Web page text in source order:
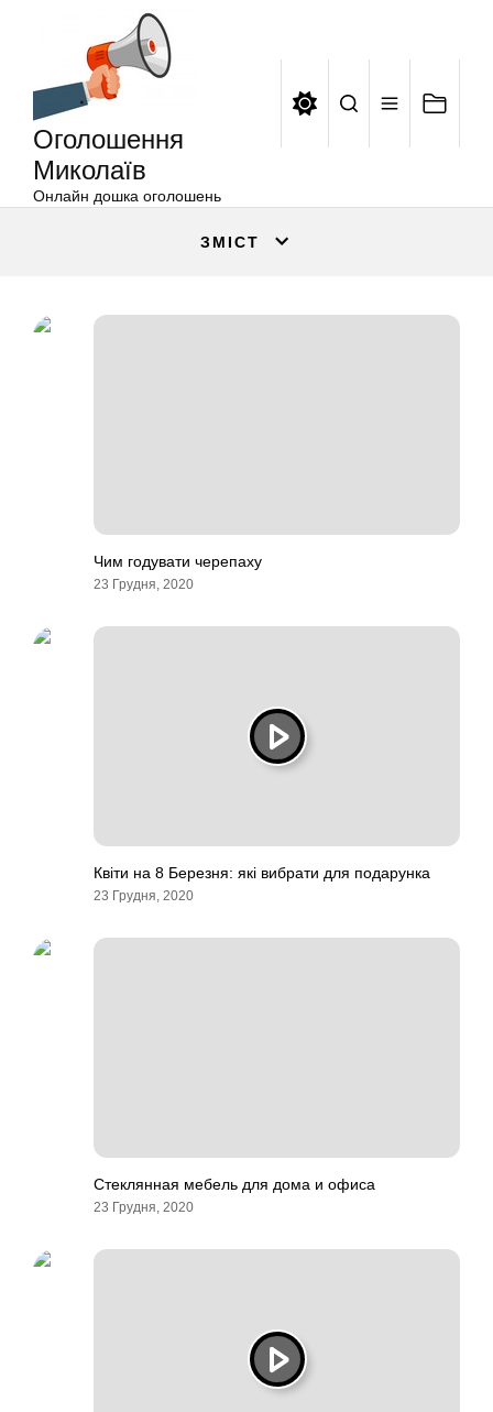
Оголошення
Миколаїв
Онлайн дошка оголошень
ЗМІСТ
Чим годувати черепаху
23 Грудня, 2020
Квіти на 8 Березня: які вибрати для подарунка
23 Грудня, 2020
Стеклянная мебель для дома и офиса
23 Грудня, 2020